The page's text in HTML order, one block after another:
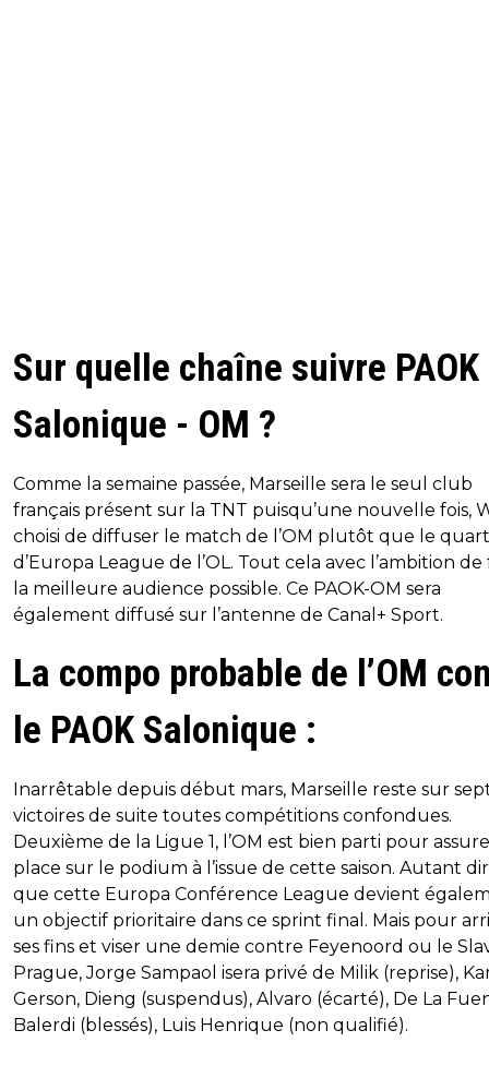
Sur quelle chaîne suivre PAOK
Salonique - OM ?
Comme la semaine passée, Marseille sera le seul club
français présent sur la TNT puisqu’une nouvelle fois,
choisi de diffuser le match de l’OM plutôt que le quart
d’Europa League de l’OL. Tout cela avec l’ambition de
la meilleure audience possible. Ce PAOK-OM sera
également diffusé sur l’antenne de Canal+ Sport.
La compo probable de l’OM
le PAOK Salonique :
Inarrêtable depuis début mars, Marseille reste sur
victoires de suite toutes compétitions confondues.
Deuxième de la Ligue 1, l’OM est bien parti pour
place sur le podium à l’issue de cette saison. Autant
que cette Europa Conférence League devient
un objectif prioritaire dans ce sprint final. Mais pour
ses fins et viser une demie contre Feyenoord ou le
Prague, Jorge Sampaol isera privé de Milik (reprise),
Gerson, Dieng (suspendus), Alvaro (écarté), De La
Balerdi (blessés), Luis Henrique (non qualifié).